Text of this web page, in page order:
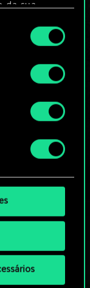
da sua
sobre o uso
preferências